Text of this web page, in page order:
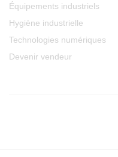
Équipements industriels
Hygiène industrielle
Technologies numériques
Devenir vendeur